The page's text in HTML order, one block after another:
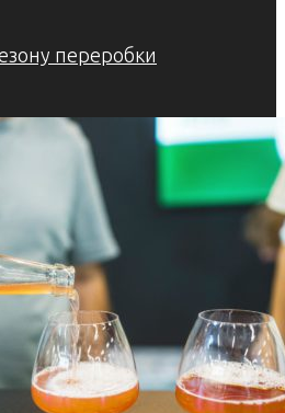
переробки